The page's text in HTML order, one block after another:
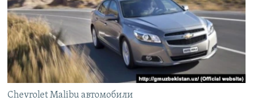
Chevrolet Malibu автомобили